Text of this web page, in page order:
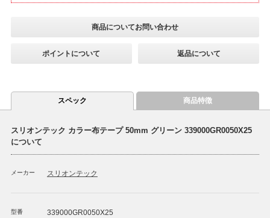
商品についてお問い合わせ
ポイントについて 返品について
スペック 商品特徴
スリオンテック カラー布テープ 50mm グリーン 339000GR0050X25
について
メーカー スリオンテック
型番 339000GR0050X25